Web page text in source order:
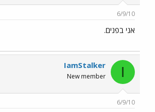
6/9/10
אני בפנים.
I
IamStalker
New member
6/9/10